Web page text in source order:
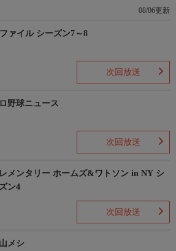
08/06更新
ァイル シーズン7～8
次回放送
野球ニュース
次回放送
メンタリー ホームズ&ワトソン in NY シ
ン4
次回放送
メシ